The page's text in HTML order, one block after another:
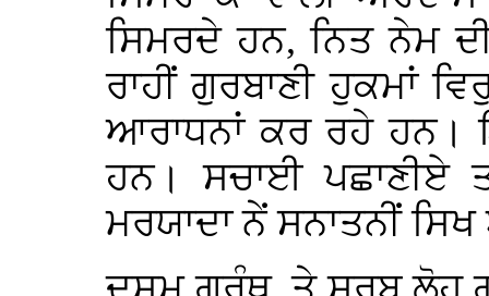
ਸਿਮਰਦੇ ਹਨ, ਨਿਤ ਨੇਮ
ਰਾਹੀਂ ਗੁਰਬਾਣੀ ਹੁਕਮਾਂ
ਆਰਾਧਨਾਂ ਕਰ ਰਹੇ ਹਨ।
ਹਨ। ਸਚਾਈ ਪਛਾਣੀਏ
ਮਰਯਾਦਾ ਨੇਂ ਸਨਾਤਨੀਂ ਸਿਖ